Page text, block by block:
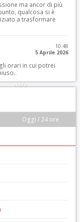
ma ancor di più
qualcosa si è
a trasformare
10:48
5 Aprile 2026
orari in cui potrei
Oggi / 24 ore